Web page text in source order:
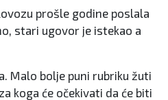
prošle godine poslala
stari ugovor je istekao a
Malo bolje puni rubriku žuti
koga će očekivati ​​da će biti